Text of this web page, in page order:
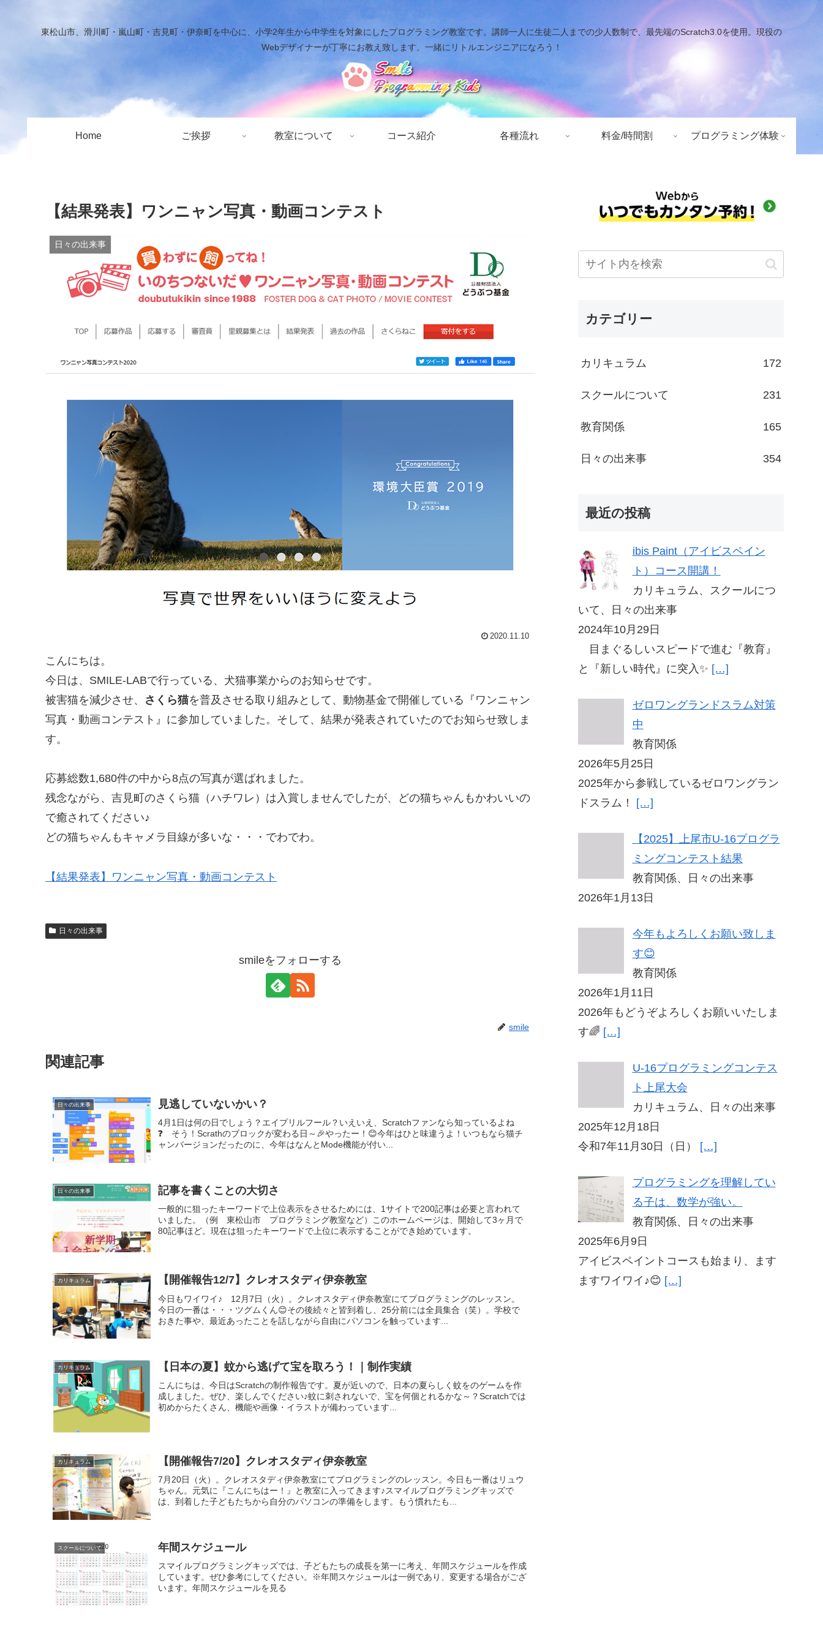
東松山市、滑川町・嵐山町・吉見町・伊奈町を中心に、小学2年生から中学生を対象にしたプログラミング教室です。講師一人に生徒二人までの少人数制で、最先端のScratch3.0を使用。現役の
Webデザイナーが丁寧にお教え致します。一緒にリトルエンジニアになろう！
Home ご挨拶 教室について コース紹介 各種流れ 料金/時間割 プログラミング体験
【結果発表】ワンニャン写真・動画コンテスト
日々の出来事
2020.11.10
こんにちは。
今日は、SMILE-LABで行っている、犬猫事業からのお知らせです。
被害猫を減少させ、 さくら猫を普及させる取り組みとして、動物基金で開催している『ワンニャン
写真・動画コンテスト』に参加していました。そして、結果が発表されていたのでお知らせ致しま
す。
応募総数1,680件の中から8点の写真が選ばれました。
残念ながら、吉見町のさくら猫（ハチワレ）は入賞しませんでしたが、どの猫ちゃんもかわいいの
で癒されてください♪
どの猫ちゃんもキャメラ目線が多いな・・・でわでわ。
【結果発表】ワンニャン写真・動画コンテスト
日々の出来事
smileをフォローする
smile
関連記事
日々の出来事 見逃していないかい？
4月1日は何の日でしょう？エイプリルフール？いえいえ、Scratchファンなら知っているよね
❓ そう！Scrathのブロックが変わる日～🎉やったー！😊今年はひと味違うよ！いつもなら猫チ
ャンバージョンだったのに、今年はなんとMode機能が付い...
日々の出来事 記事を書くことの大切さ
一般的に狙ったキーワードで上位表示をさせるためには、1サイトで200記事は必要と言われて
いました。（例 東松山市 プログラミング教室など）このホームページは、開始して3ヶ月で
80記事ほど。現在は狙ったキーワードで上位に表示することができ始めています。
カリキュラム 【開催報告12/7】クレオスタディ伊奈教室
今日もワイワイ♪ 12月7日（火）。クレオスタディ伊奈教室にてプログラミングのレッスン。
今日の一番は・・・ツグムくん😊その後続々と皆到着し、25分前には全員集合（笑）。学校で
おきた事や、最近あったことを話しながら自由にパソコンを触っています...
カリキュラム 【日本の夏】蚊から逃げて宝を取ろう！｜制作実績
こんにちは、今日はScratchの制作報告です。夏が近いので、日本の夏らしく蚊をのゲームを作
成しました。ぜひ、楽しんでください♪蚊に刺されないで、宝を何個とれるかな～？Scratchでは
初めからたくさん、機能や画像・イラストが備わっています...
カリキュラム 【開催報告7/20】クレオスタディ伊奈教室
7月20日（火）。クレオスタディ伊奈教室にてプログラミングのレッスン。今日も一番はリュウ
ちゃん。元気に『こんにちはー！』と教室に入ってきます♪スマイルプログラミングキッズで
は、到着した子どもたちから自分のパソコンの準備をします。もう慣れたも...
スクールについて 年間スケジュール
スマイルプログラミングキッズでは、子どもたちの成長を第一に考え、年間スケジュールを作成
しています。ぜひ参考にしてください。※年間スケジュールは一例であり、変更する場合がござ
います。年間スケジュールを見る
カテゴリー
カリキュラム 172
スクールについて 231
教育関係 165
日々の出来事 354
最近の投稿
ibis Paint（アイビスペイン
ト）コース開講！
カリキュラム、スクールにつ
いて、日々の出来事
2024年10月29日
目まぐるしいスピードで進む『教育』
と『新しい時代』に突入✨ […]
ゼロワングランドスラム対策
中
教育関係
2026年5月25日
2025年から参戦しているゼロワングラン
ドスラム！ […]
【2025】上尾市U-16プログラ
ミングコンテスト結果
教育関係、日々の出来事
2026年1月13日
今年もよろしくお願い致しま
す😊
教育関係
2026年1月11日
2026年もどうぞよろしくお願いいたしま
す🌈 […]
U-16プログラミングコンテス
ト上尾大会
カリキュラム、日々の出来事
2025年12月18日
令和7年11月30日（日） […]
プログラミングを理解してい
る子は、数学が強い。
教育関係、日々の出来事
2025年6月9日
アイビスペイントコースも始まり、ます
ますワイワイ♪😊 […]